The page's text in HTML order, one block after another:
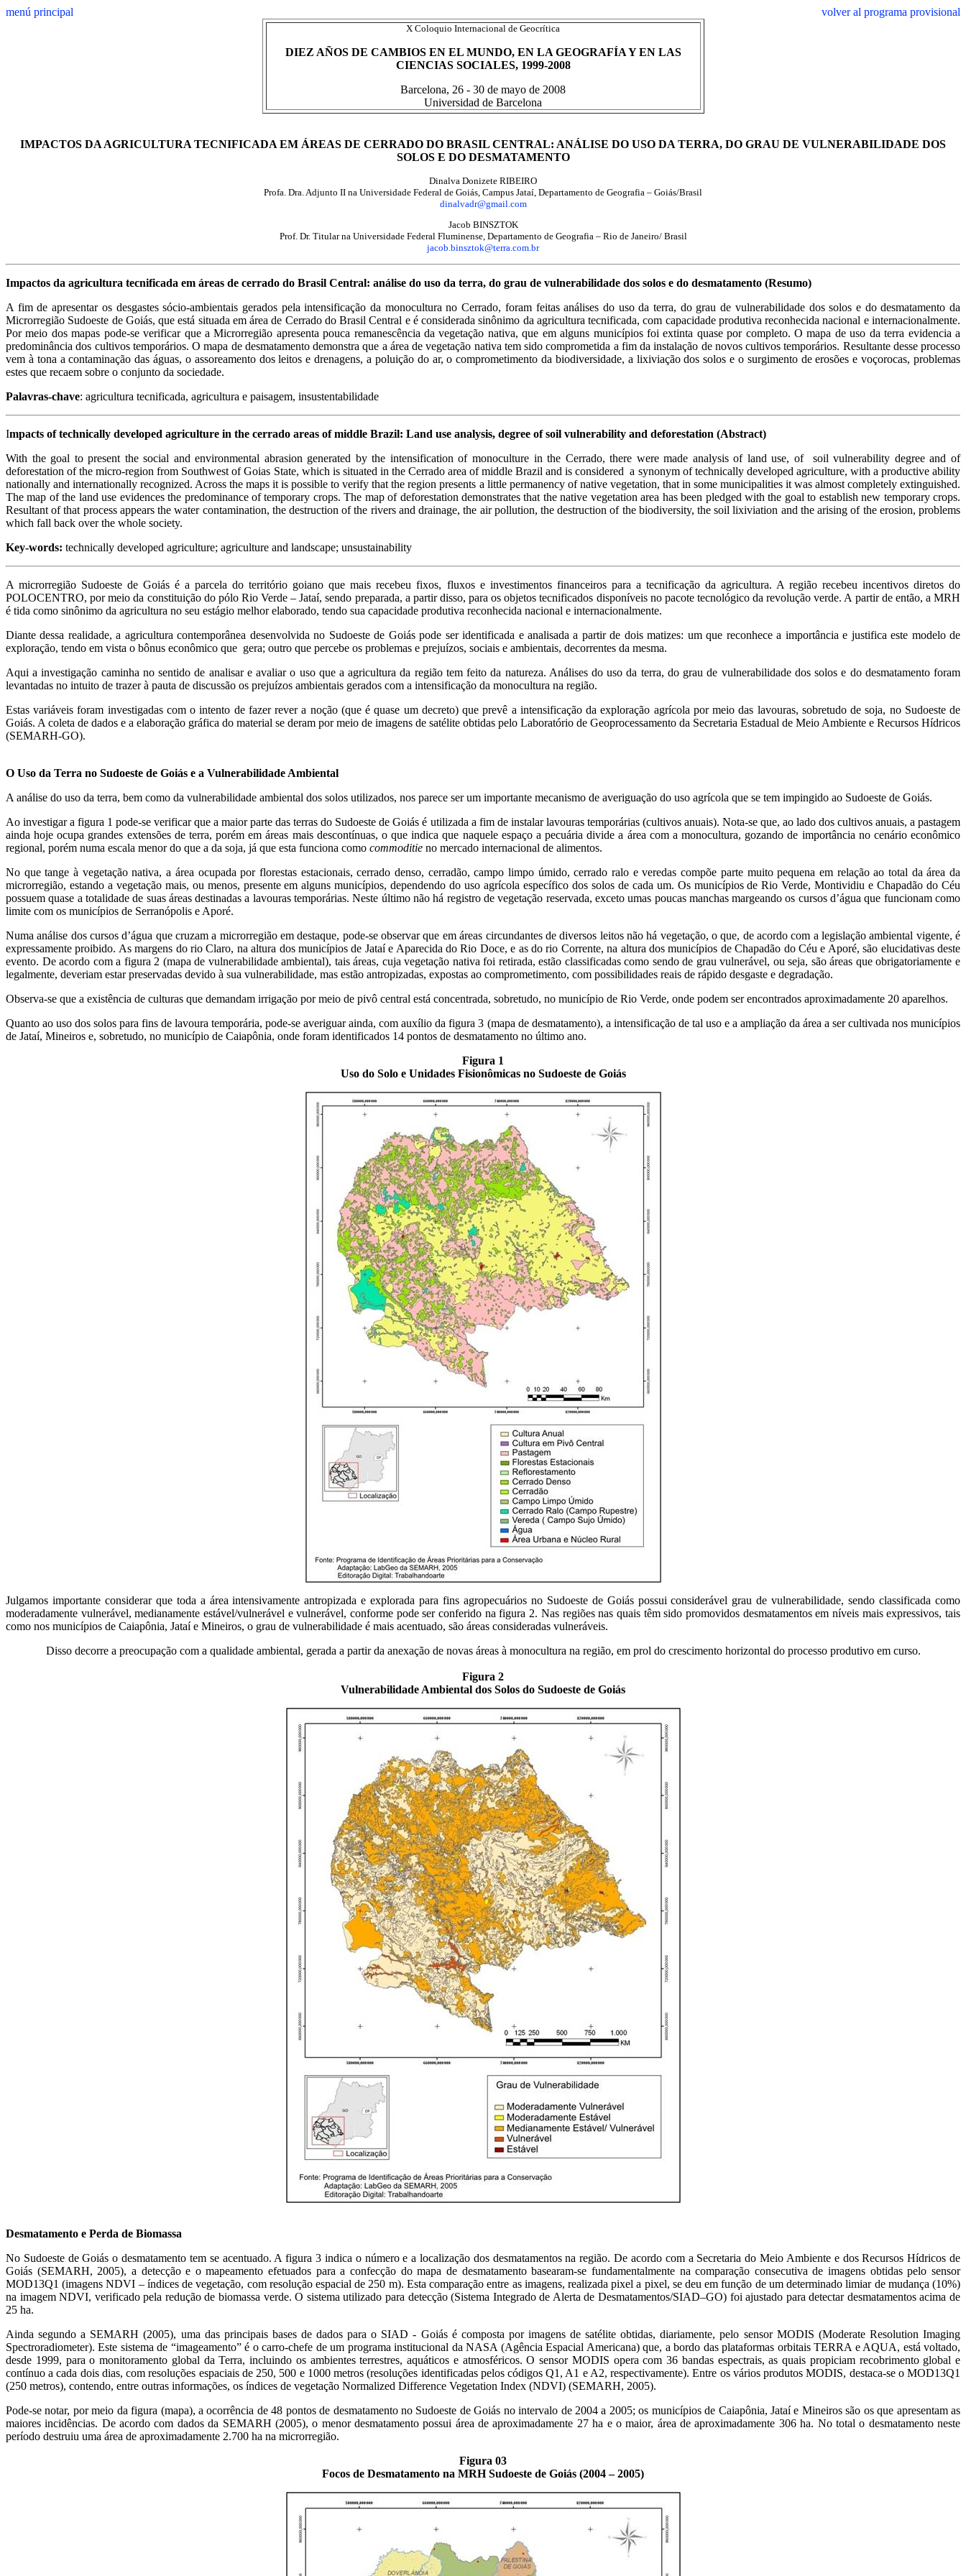
menú principal volver al programa provisional
X Coloquio Internacional de Geocrítica
DIEZ AÑOS DE CAMBIOS EN EL MUNDO, EN LA GEOGRAFÍA Y EN LAS
CIENCIAS SOCIALES, 1999-2008
Barcelona, 26 - 30 de mayo de 2008
Universidad de Barcelona
IMPACTOS DA AGRICULTURA TECNIFICADA EM ÁREAS DE CERRADO DO BRASIL CENTRAL: ANÁLISE DO USO DA TERRA, DO GRAU DE VULNERABILIDADE DOS
SOLOS E DO DESMATAMENTO
Dinalva Donizete RIBEIRO
Profa. Dra. Adjunto II na Universidade Federal de Goiás, Campus Jataí, Departamento de Geografia – Goiás/Brasil
dinalvadr@gmail.com
Jacob BINSZTOK
Prof. Dr. Titular na Universidade Federal Fluminense, Departamento de Geografia – Rio de Janeiro/ Brasil
jacob.binsztok@terra.com.br
Impactos da agricultura tecnificada em áreas de cerrado do Brasil Central: análise do uso da terra, do grau de vulnerabilidade dos solos e do desmatamento (Resumo)
A fim de apresentar os desgastes sócio-ambientais gerados pela intensificação da monocultura no Cerrado, foram feitas análises do uso da terra, do grau de vulnerabilidade dos solos e do desmatamento da
Microrregião Sudoeste de Goiás, que está situada em área de Cerrado do Brasil Central e é considerada sinônimo da agricultura tecnificada, com capacidade produtiva reconhecida nacional e internacionalmente.
Por meio dos mapas pode-se verificar que a Microrregião apresenta pouca remanescência da vegetação nativa, que em alguns municípios foi extinta quase por completo. O mapa de uso da terra evidencia a
predominância dos cultivos temporários. O mapa de desmatamento demonstra que a área de vegetação nativa tem sido comprometida a fim da instalação de novos cultivos temporários. Resultante desse processo
vem à tona a contaminação das águas, o assoreamento dos leitos e drenagens, a poluição do ar, o comprometimento da biodiversidade, a lixiviação dos solos e o surgimento de erosões e voçorocas, problemas
estes que recaem sobre o conjunto da sociedade.
Palavras-chave: agricultura tecnificada, agricultura e paisagem, insustentabilidade
Impacts of technically developed agriculture in the cerrado areas of middle Brazil: Land use analysis, degree of soil vulnerability and deforestation (Abstract)
With the goal to present the social and environmental abrasion generated by the intensification of monoculture in the Cerrado, there were made analysis of land use, of soil vulnerability degree and of
deforestation of the micro-region from Southwest of Goias State, which is situated in the Cerrado area of middle Brazil and is considered a synonym of technically developed agriculture, with a productive ability
nationally and internationally recognized. Across the maps it is possible to verify that the region presents a little permanency of native vegetation, that in some municipalities it was almost completely extinguished.
The map of the land use evidences the predominance of temporary crops. The map of deforestation demonstrates that the native vegetation area has been pledged with the goal to establish new temporary crops.
Resultant of that process appears the water contamination, the destruction of the rivers and drainage, the air pollution, the destruction of the biodiversity, the soil lixiviation and the arising of the erosion, problems
which fall back over the whole society.
Key-words: technically developed agriculture; agriculture and landscape; unsustainability
A microrregião Sudoeste de Goiás é a parcela do território goiano que mais recebeu fixos, fluxos e investimentos financeiros para a tecnificação da agricultura. A região recebeu incentivos diretos do
POLOCENTRO, por meio da constituição do pólo Rio Verde – Jataí, sendo preparada, a partir disso, para os objetos tecnificados disponíveis no pacote tecnológico da revolução verde. A partir de então, a MRH
é tida como sinônimo da agricultura no seu estágio melhor elaborado, tendo sua capacidade produtiva reconhecida nacional e internacionalmente.
Diante dessa realidade, a agricultura contemporânea desenvolvida no Sudoeste de Goiás pode ser identificada e analisada a partir de dois matizes: um que reconhece a importância e justifica este modelo de
exploração, tendo em vista o bônus econômico que gera; outro que percebe os problemas e prejuízos, sociais e ambientais, decorrentes da mesma.
Aqui a investigação caminha no sentido de analisar e avaliar o uso que a agricultura da região tem feito da natureza. Análises do uso da terra, do grau de vulnerabilidade dos solos e do desmatamento foram
levantadas no intuito de trazer à pauta de discussão os prejuízos ambientais gerados com a intensificação da monocultura na região.
Estas variáveis foram investigadas com o intento de fazer rever a noção (que é quase um decreto) que prevê a intensificação da exploração agrícola por meio das lavouras, sobretudo de soja, no Sudoeste de
Goiás. A coleta de dados e a elaboração gráfica do material se deram por meio de imagens de satélite obtidas pelo Laboratório de Geoprocessamento da Secretaria Estadual de Meio Ambiente e Recursos Hídricos
(SEMARH-GO).
O Uso da Terra no Sudoeste de Goiás e a Vulnerabilidade Ambiental
A análise do uso da terra, bem como da vulnerabilidade ambiental dos solos utilizados, nos parece ser um importante mecanismo de averiguação do uso agrícola que se tem impingido ao Sudoeste de Goiás.
Ao investigar a figura 1 pode-se verificar que a maior parte das terras do Sudoeste de Goiás é utilizada a fim de instalar lavouras temporárias (cultivos anuais). Nota-se que, ao lado dos cultivos anuais, a pastagem
ainda hoje ocupa grandes extensões de terra, porém em áreas mais descontínuas, o que indica que naquele espaço a pecuária divide a área com a monocultura, gozando de importância no cenário econômico
regional, porém numa escala menor do que a da soja, já que esta funciona como commoditie no mercado internacional de alimentos.
No que tange à vegetação nativa, a área ocupada por florestas estacionais, cerrado denso, cerradão, campo limpo úmido, cerrado ralo e veredas compõe parte muito pequena em relação ao total da área da
microrregião, estando a vegetação mais, ou menos, presente em alguns municípios, dependendo do uso agrícola específico dos solos de cada um. Os municípios de Rio Verde, Montividiu e Chapadão do Céu
possuem quase a totalidade de suas áreas destinadas a lavouras temporárias. Neste último não há registro de vegetação reservada, exceto umas poucas manchas margeando os cursos d’água que funcionam como
limite com os municípios de Serranópolis e Aporé.
Numa análise dos cursos d’água que cruzam a microrregião em destaque, pode-se observar que em áreas circundantes de diversos leitos não há vegetação, o que, de acordo com a legislação ambiental vigente, é
expressamente proibido. As margens do rio Claro, na altura dos municípios de Jataí e Aparecida do Rio Doce, e as do rio Corrente, na altura dos municípios de Chapadão do Céu e Aporé, são elucidativas deste
evento. De acordo com a figura 2 (mapa de vulnerabilidade ambiental), tais áreas, cuja vegetação nativa foi retirada, estão classificadas como sendo de grau vulnerável, ou seja, são áreas que obrigatoriamente e
legalmente, deveriam estar preservadas devido à sua vulnerabilidade, mas estão antropizadas, expostas ao comprometimento, com possibilidades reais de rápido desgaste e degradação.
Observa-se que a existência de culturas que demandam irrigação por meio de pivô central está concentrada, sobretudo, no município de Rio Verde, onde podem ser encontrados aproximadamente 20 aparelhos.
Quanto ao uso dos solos para fins de lavoura temporária, pode-se averiguar ainda, com auxílio da figura 3 (mapa de desmatamento), a intensificação de tal uso e a ampliação da área a ser cultivada nos municípios
de Jataí, Mineiros e, sobretudo, no município de Caiapônia, onde foram identificados 14 pontos de desmatamento no último ano.
Figura 1
Uso do Solo e Unidades Fisionômicas no Sudoeste de Goiás
Julgamos importante considerar que toda a área intensivamente antropizada e explorada para fins agropecuários no Sudoeste de Goiás possui considerável grau de vulnerabilidade, sendo classificada como
moderadamente vulnerável, medianamente estável/vulnerável e vulnerável, conforme pode ser conferido na figura 2. Nas regiões nas quais têm sido promovidos desmatamentos em níveis mais expressivos, tais
como nos municípios de Caiapônia, Jataí e Mineiros, o grau de vulnerabilidade é mais acentuado, são áreas consideradas vulneráveis.
Disso decorre a preocupação com a qualidade ambiental, gerada a partir da anexação de novas áreas à monocultura na região, em prol do crescimento horizontal do processo produtivo em curso.
Figura 2
Vulnerabilidade Ambiental dos Solos do Sudoeste de Goiás
Desmatamento e Perda de Biomassa
No Sudoeste de Goiás o desmatamento tem se acentuado. A figura 3 indica o número e a localização dos desmatamentos na região. De acordo com a Secretaria do Meio Ambiente e dos Recursos Hídricos de
Goiás (SEMARH, 2005), a detecção e o mapeamento efetuados para a confecção do mapa de desmatamento basearam-se fundamentalmente na comparação consecutiva de imagens obtidas pelo sensor
MOD13Q1 (imagens NDVI – índices de vegetação, com resolução espacial de 250 m). Esta comparação entre as imagens, realizada pixel a pixel, se deu em função de um determinado limiar de mudança (10%)
na imagem NDVI, verificado pela redução de biomassa verde. O sistema utilizado para detecção (Sistema Integrado de Alerta de Desmatamentos/SIAD–GO) foi ajustado para detectar desmatamentos acima de
25 ha.
Ainda segundo a SEMARH (2005), uma das principais bases de dados para o SIAD - Goiás é composta por imagens de satélite obtidas, diariamente, pelo sensor MODIS (Moderate Resolution Imaging
Spectroradiometer). Este sistema de “imageamento” é o carro-chefe de um programa institucional da NASA (Agência Espacial Americana) que, a bordo das plataformas orbitais TERRA e AQUA, está voltado,
desde 1999, para o monitoramento global da Terra, incluindo os ambientes terrestres, aquáticos e atmosféricos. O sensor MODIS opera com 36 bandas espectrais, as quais propiciam recobrimento global e
contínuo a cada dois dias, com resoluções espaciais de 250, 500 e 1000 metros (resoluções identificadas pelos códigos Q1, A1 e A2, respectivamente). Entre os vários produtos MODIS, destaca-se o MOD13Q1
(250 metros), contendo, entre outras informações, os índices de vegetação Normalized Difference Vegetation Index (NDVI) (SEMARH, 2005).
Pode-se notar, por meio da figura (mapa), a ocorrência de 48 pontos de desmatamento no Sudoeste de Goiás no intervalo de 2004 a 2005; os municípios de Caiapônia, Jataí e Mineiros são os que apresentam as
maiores incidências. De acordo com dados da SEMARH (2005), o menor desmatamento possui área de aproximadamente 27 ha e o maior, área de aproximadamente 306 ha. No total o desmatamento neste
período destruiu uma área de aproximadamente 2.700 ha na microrregião.
Figura 03
Focos de Desmatamento na MRH Sudoeste de Goiás (2004 – 2005)